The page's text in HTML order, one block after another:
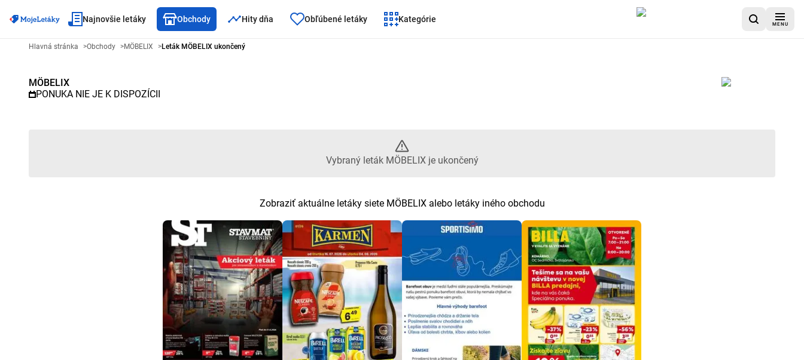
Najnovšie letáky Obchody Hity dňa Obľúbené letáky Kategórie
MENU
Reklamný leták MÖBELIX - Vybraný leták MÖBELIX je ukončený
Hlavná stránka >Obchody >MÖBELIX >Leták MÖBELIX ukončený
MÖBELIX
PONUKA NIE JE K DISPOZÍCII
Vybraný leták MÖBELIX je ukončený
Zobraziť aktuálne letáky siete MÖBELIX alebo letáky iného obchodu